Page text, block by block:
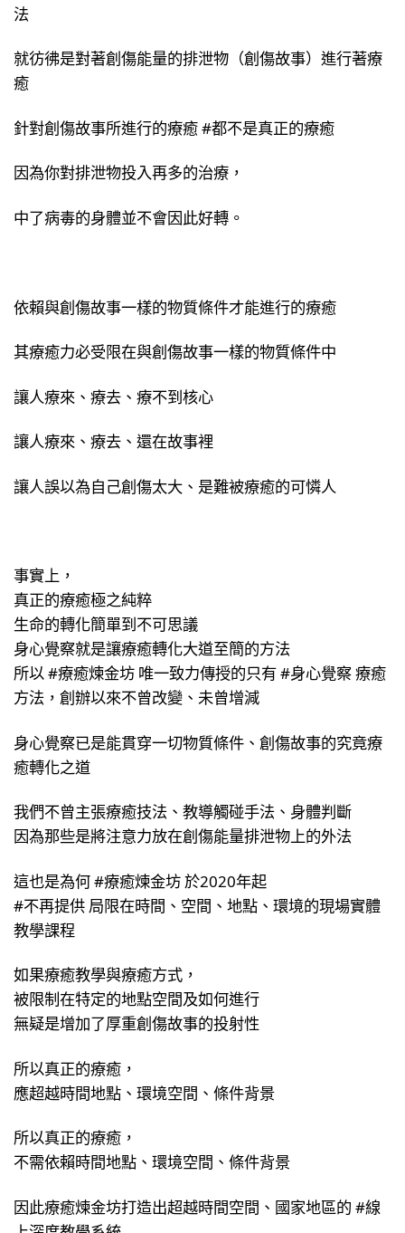
法
就彷彿是對著創傷能量的排泄物（創傷故事）進行著療
癒
針對創傷故事所進行的療癒 #都不是真正的療癒
因為你對排泄物投入再多的治療，
中了病毒的身體並不會因此好轉。
依賴與創傷故事一樣的物質條件才能進行的療癒
其療癒力必受限在與創傷故事一樣的物質條件中
讓人療來、療去、療不到核心
讓人療來、療去、還在故事裡
讓人誤以為自己創傷太大、是難被療癒的可憐人 ​
事實上，
真正的療癒極之純粹
生命的轉化簡單到不可思議
身心覺察就是讓療癒轉化大道至簡的方法
所以 #療癒煉金坊 唯一致力傳授的只有 #身心覺察 療癒
方法，創辦以來不曾改變、未曾增減
身心覺察已是能貫穿一切物質條件、創傷故事的究竟療
癒轉化之道 ​
我們不曾主張療癒技法、教導觸碰手法、身體判斷
因為那些是將注意力放在創傷能量排泄物上的外法
這也是為何 #療癒煉金坊 於2020年起
#不再提供 局限在時間、空間、地點、環境的現場實體
教學課程
如果療癒教學與療癒方式，
被限制在特定的地點空間及如何進行
無疑是增加了厚重創傷故事的投射性
所以真正的療癒，
應超越時間地點、環境空間、條件背景
所以真正的療癒，
不需依賴時間地點、環境空間、條件背景
因此療癒煉金坊打造出超越時間空間、國家地區的 #線